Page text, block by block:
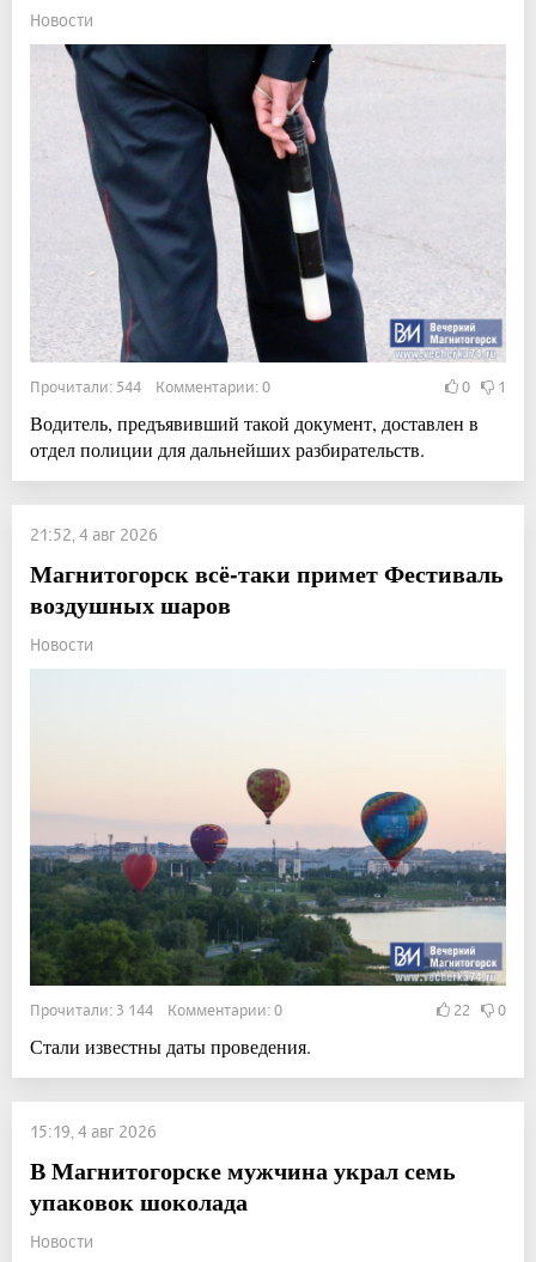
Новости
Прочитали: 544 Комментарии: 0 0 1
Водитель, предъявивший такой документ, доставлен в
отдел полиции для дальнейших разбирательств.
21:52, 4 авг 2026
Магнитогорск всё-таки примет Фестиваль
воздушных шаров
Новости
Прочитали: 3 144 Комментарии: 0 22 0
Стали известны даты проведения.
15:19, 4 авг 2026
В Магнитогорске мужчина украл семь
упаковок шоколада
Новости